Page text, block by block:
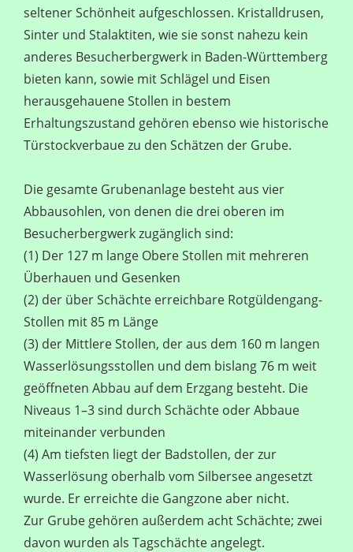
seltener Schönheit aufgeschlossen. Kristalldrusen,
Sinter und Stalaktiten, wie sie sonst nahezu kein
anderes Besucherbergwerk in Baden-Württemberg
bieten kann, sowie mit Schlägel und Eisen
herausgehauene Stollen in bestem
Erhaltungszustand gehören ebenso wie historische
Türstockverbaue zu den Schätzen der Grube.
Die gesamte Grubenanlage besteht aus vier
Abbausohlen, von denen die drei oberen im
Besucherbergwerk zugänglich sind:
(1) Der 127 m lange Obere Stollen mit mehreren
Überhauen und Gesenken
(2) der über Schächte erreichbare Rotgülden­gang-
Stollen mit 85 m Länge
(3) der Mittlere Stollen, der aus dem 160 m langen
Wasser­lösungsstollen und dem bislang 76 m weit
geöffneten Abbau auf dem Erzgang besteht. Die
Niveaus 1–3 sind durch Schächte oder Abbaue
miteinander verbunden
(4) Am tiefsten liegt der Badstollen, der zur
Wasserlösung oberhalb vom Silbersee angesetzt
wurde. Er erreichte die Gangzone aber nicht.
Zur Grube gehören außerdem acht Schächte; zwei
davon wurden als Tagschächte angelegt.